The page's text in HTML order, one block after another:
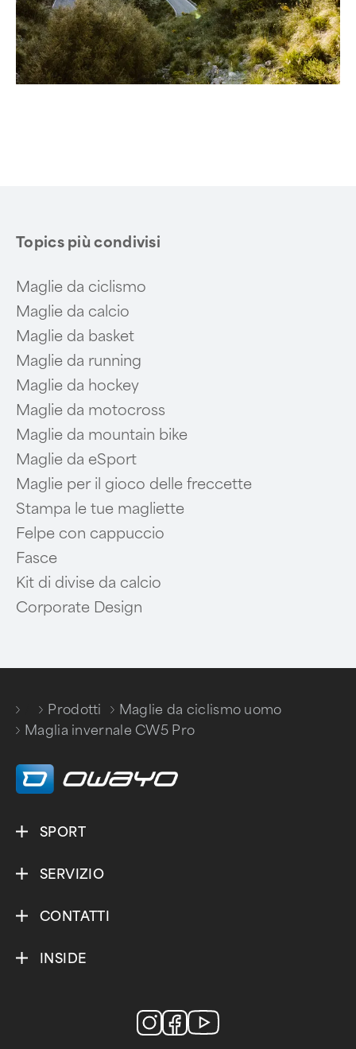
Topics più condivisi
Maglie da ciclismo
Maglie da calcio
Maglie da basket
Maglie da running
Maglie da hockey
Maglie da motocross
Maglie da mountain bike
Maglie da eSport
Maglie per il gioco delle freccette
Stampa le tue magliette
Felpe con cappuccio
Fasce
Kit di divise da calcio
Corporate Design
Prodotti
/
Maglie da ciclismo uomo
/
Maglia invernale CW5 Pro
SPORT
SERVIZIO
CONTATTI
INSIDE